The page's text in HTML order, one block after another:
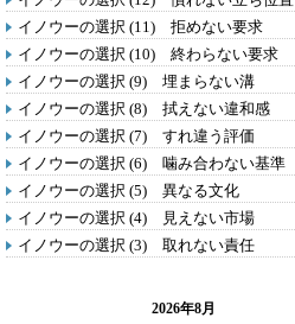
イノウーの選択 (11) 拒めない要求
イノウーの選択 (10) 終わらない要求
イノウーの選択 (9) 埋まらない溝
イノウーの選択 (8) 拭えない違和感
イノウーの選択 (7) すれ違う評価
イノウーの選択 (6) 噛み合わない基準
イノウーの選択 (5) 異なる文化
イノウーの選択 (4) 見えない市場
イノウーの選択 (3) 取れない責任
2026年8月